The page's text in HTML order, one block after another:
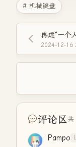
# 机械键盘
再建“一个
2024-12-16
评论区 共
Pampo